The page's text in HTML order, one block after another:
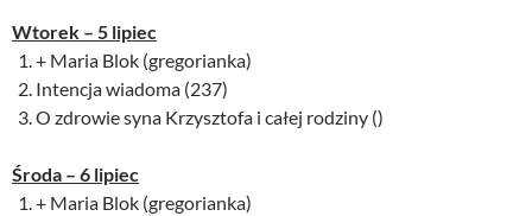
Wtorek – 5 lipiec
+ Maria Blok (gregorianka)
Intencja wiadoma (237)
O zdrowie syna Krzysztofa i całej rodziny ()
Środa – 6 lipiec
+ Maria Blok (gregorianka)